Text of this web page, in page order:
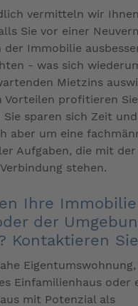
vermitteln wir
Sie vor einer
der Immobilie
- was sich
Mietzins
Vorteilen profitieren
sparen sich Zeit
aber um eine
Aufgaben, die mit
stehen.
Ihre
der
Kontaktieren
Einfamilienhaus oder
mit Potenzial als